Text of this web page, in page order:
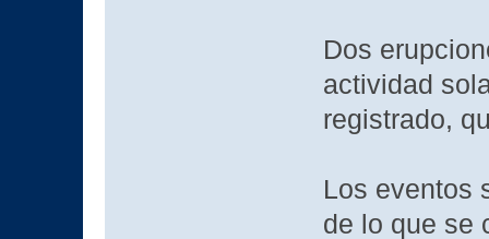
Dos
actividad
registrado,
Los eventos
de lo que se